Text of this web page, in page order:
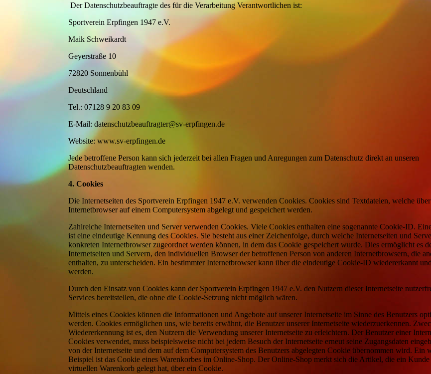
Der Datenschutzbeauftragte des für die Verarbeitung Verantwortlichen ist:
Sportverein Erpfingen 1947 e.V.
Maik Schweikardt
Geyerstraße 10
72820 Sonnenbühl
Deutschland
Tel.: 07128 9 20 83 09
E-Mail: datenschutzbeauftragter@sv-erpfingen.de
Website: www.sv-erpfingen.de
Jede betroffene Person kann sich jederzeit bei allen Fragen und Anregungen zum Datenschutz direkt an unseren
Datenschutzbeauftragten wenden.
4. Cookies
Die Internetseiten des Sportverein Erpfingen 1947 e.V. verwenden Cookies. Cookies sind Textdateien, welche
Internetbrowser auf einem Computersystem abgelegt und gespeichert werden.
Zahlreiche Internetseiten und Server verwenden Cookies. Viele Cookies enthalten eine sogenannte Cookie-ID.
ist eine eindeutige Kennung des Cookies. Sie besteht aus einer Zeichenfolge, durch welche Internetseiten und
konkreten Internetbrowser zugeordnet werden können, in dem das Cookie gespeichert wurde. Dies ermöglicht es
Internetseiten und Servern, den individuellen Browser der betroffenen Person von anderen Internetbrowsern, die
enthalten, zu unterscheiden. Ein bestimmter Internetbrowser kann über die eindeutige Cookie-ID wiedererkannt
werden.
Durch den Einsatz von Cookies kann der Sportverein Erpfingen 1947 e.V. den Nutzern dieser Internetseite
Services bereitstellen, die ohne die Cookie-Setzung nicht möglich wären.
Mittels eines Cookies können die Informationen und Angebote auf unserer Internetseite im Sinne des Benutzers
werden. Cookies ermöglichen uns, wie bereits erwähnt, die Benutzer unserer Internetseite wiederzuerkennen.
Wiedererkennung ist es, den Nutzern die Verwendung unserer Internetseite zu erleichtern. Der Benutzer einer
Cookies verwendet, muss beispielsweise nicht bei jedem Besuch der Internetseite erneut seine Zugangsdaten
von der Internetseite und dem auf dem Computersystem des Benutzers abgelegten Cookie übernommen wird. Ein
Beispiel ist das Cookie eines Warenkorbes im Online-Shop. Der Online-Shop merkt sich die Artikel, die ein Kunde
virtuellen Warenkorb gelegt hat, über ein Cookie.